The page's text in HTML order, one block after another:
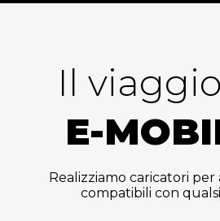
Il
E-
Realizziamo caricatori
compatibili con